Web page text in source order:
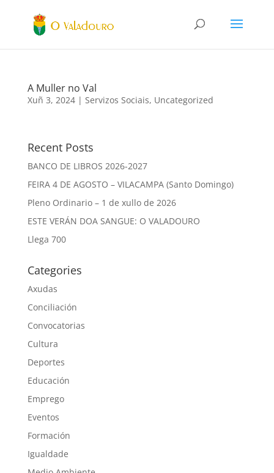
A Muller no Val
Xuñ 3, 2024| Servizos Sociais, Uncategorized
Recent Posts
BANCO DE LIBROS 2026-2027
FEIRA 4 DE AGOSTO – VILACAMPA (Santo Domingo)
Pleno Ordinario – 1 de xullo de 2026
ESTE VERÁN DOA SANGUE: O VALADOURO
Llega 700
Categories
Axudas
Conciliación
Convocatorias
Cultura
Deportes
Educación
Emprego
Eventos
Formación
Igualdade